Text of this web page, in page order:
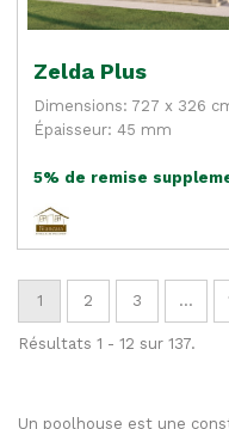
Zelda Plus
Dimensions: 727 x 326
Épaisseur: 45 mm
5% de remise
1 2 3 ...
Résultats 1 - 12 sur 137.
Un poolhouse est une